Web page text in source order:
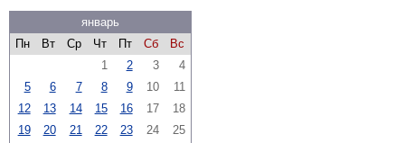
январь
Пн
Вт Ср Чт Пт Сб
Вс
1
2 3
4
5
6 7 8 9 10
11
12
13 14 15 16 17
18
19
20 21 22 23 24
25